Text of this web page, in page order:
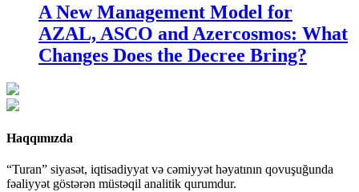
A New Management Model for
AZAL, ASCO and Azercosmos: What
Changes Does the Decree Bring?
Haqqımızda
“Turan” siyasət, iqtisadiyyat və cəmiyyət həyatının qovuşuğunda
fəaliyyət göstərən müstəqil analitik qurumdur.